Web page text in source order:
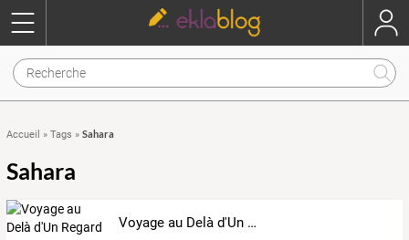
Accueil » Tags » Sahara
Sahara
Voyage au Delà d'Un Regard